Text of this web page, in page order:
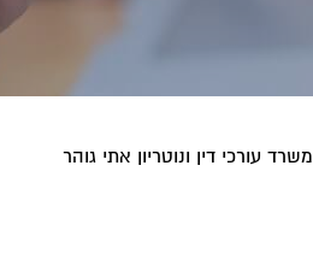
משרד עורכי דין ונוטריון אתי גוהר